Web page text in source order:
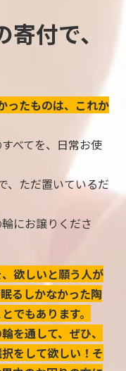
付で、
ったものは、これか
べてを、日常お使
、ただ置いているだ
にお譲りくださ
欲しいと願う人が
るしかなかった陶
でもあります。
を通して、ぜひ、
をして欲しい！そ